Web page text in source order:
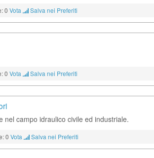
0 Vota Salva nei Preferiti
0 Vota Salva nei Preferiti
nel campo idraulico civile ed industriale.
0 Vota Salva nei Preferiti